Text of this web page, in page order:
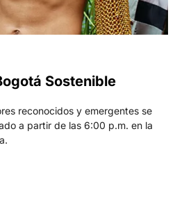
Sostenible
reconocidos y emergentes se
a partir de las 6:00 p.m. en la